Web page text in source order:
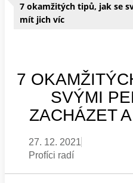
7 okamžitých tipů, jak se
mít jich víc
7
SVÝMI
ZACHÁZET
27. 12. 2021
Profíci radí